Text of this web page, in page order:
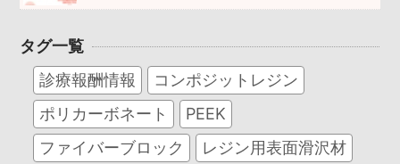
タグ一覧
診療報酬情報
コンポジットレジン
ポリカーボネート
PEEK
ファイバーブロック
レジン用表面滑沢材